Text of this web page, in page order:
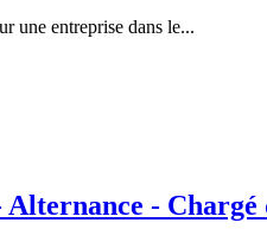
une entreprise dans le...
-